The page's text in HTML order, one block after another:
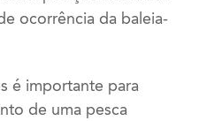
ocorrência da baleia-
é importante para
de uma pesca